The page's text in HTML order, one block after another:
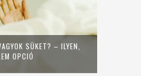
SÜKET? – ILYEN,
OPCIÓ